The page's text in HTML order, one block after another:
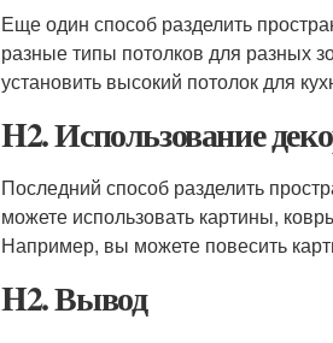
Еще один способ разделить
разные типы потолков для разных
установить высокий потолок для
H2. Использование
Последний способ разделить
можете использовать картины,
Например, вы можете повесить
H2. Вывод